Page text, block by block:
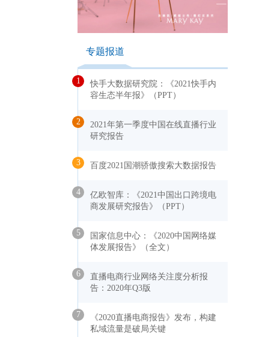
专题报道
1
快手大数据研究院：《2021快手内
容生态半年报》（PPT）
2
2021年第一季度中国在线直播行业
研究报告
3 百度2021国潮骄傲搜索大数据报告
4
亿欧智库：《2021中国出口跨境电
商发展研究报告》（PPT）
5
国家信息中心：《2020中国网络媒
体发展报告》（全文）
6
直播电商行业网络关注度分析报
告：2020年Q3版
7
《2020直播电商报告》发布，构建
私域流量是破局关键